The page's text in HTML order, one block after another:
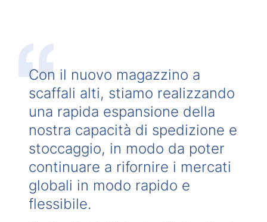
Con il nuovo magazzino a
scaffali alti, stiamo realizzando
una rapida espansione della
nostra capacità di spedizione e
stoccaggio, in modo da poter
continuare a rifornire i mercati
globali in modo rapido e
flessibile.